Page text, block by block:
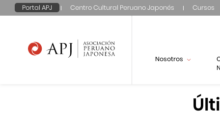
Portal APJ Centro Cultural Peruano Japonés Cursos
Nosotros